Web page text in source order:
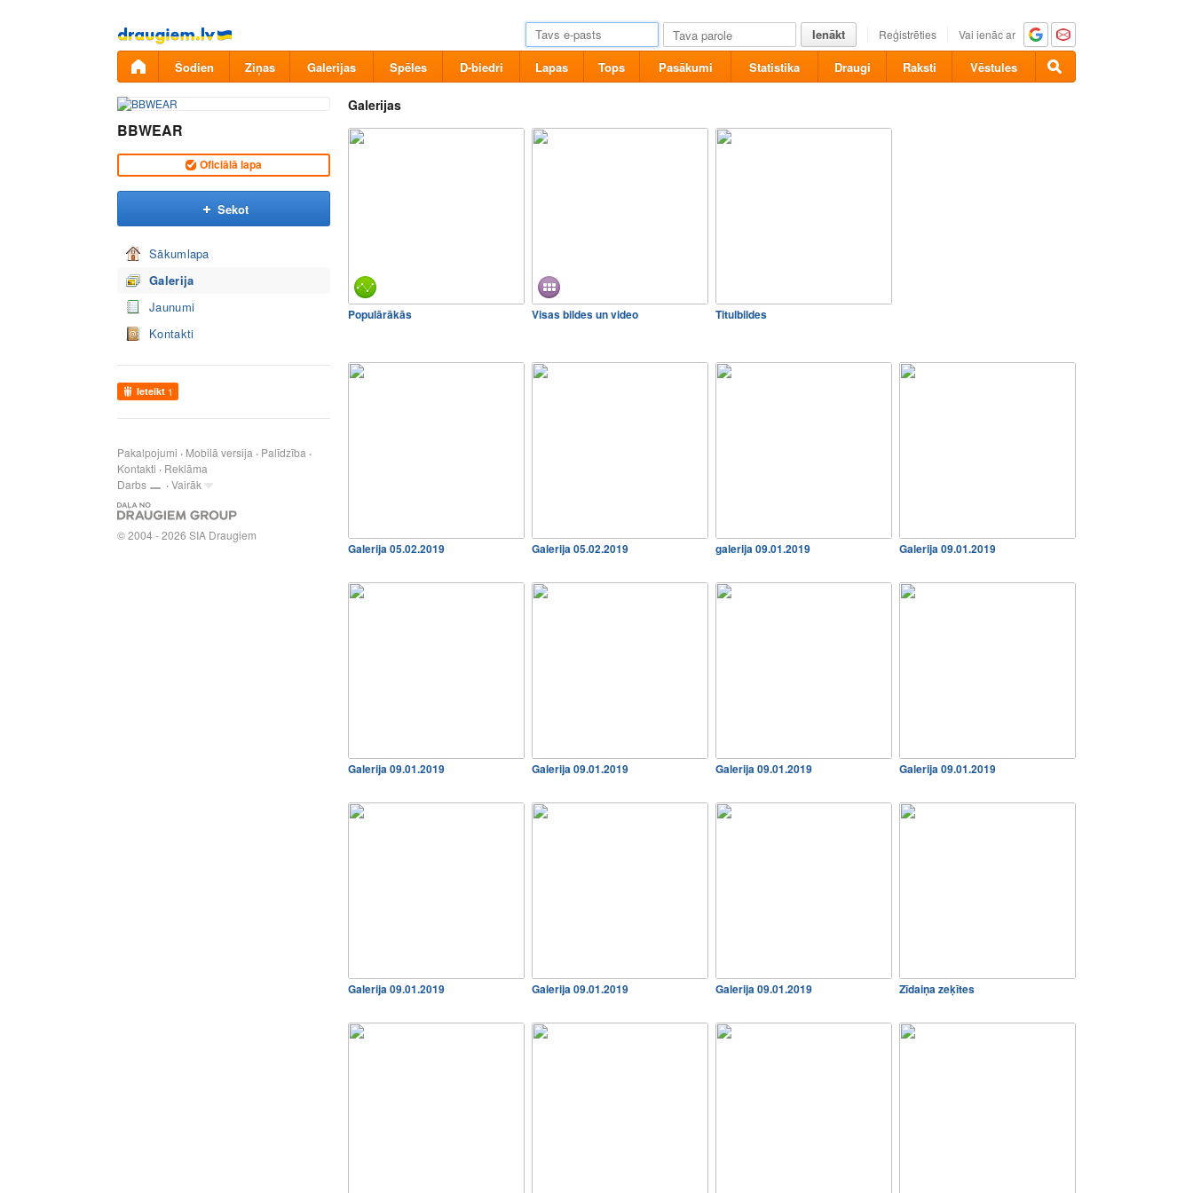
Pāriet
uz
saturu
Ienākt Reģistrēties Vai ienāc ar
Šodien Ziņas Galerijas Spēles D-biedri Lapas Tops Pasākumi Statistika Draugi Raksti Vēstules
BBWEAR
Oficiālā lapa
Sekot
Sākumlapa
Galerija
Jaunumi
Kontakti
Ieteikt 1
Pakalpojumi Mobilā versija
Palīdzība
Kontakti
Reklāma
Darbs
Vairāk
© 2004 - 2026 SIA Draugiem
Galerijas
Populārākās Visas bildes un video Titulbildes
Galerija 05.02.2019 Galerija 05.02.2019 galerija 09.01.2019 Galerija 09.01.2019
Galerija 09.01.2019 Galerija 09.01.2019 Galerija 09.01.2019 Galerija 09.01.2019
Galerija 09.01.2019 Galerija 09.01.2019 Galerija 09.01.2019 Zīdaiņa zeķītes